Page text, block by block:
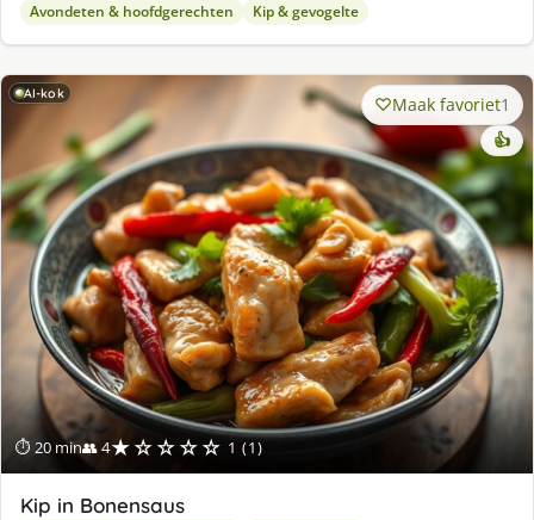
Avondeten & hoofdgerechten Kip & gevogelte
AI-kok
⏱ 20 min👥 4★☆☆☆☆ 1 (1)
Maak favoriet1
👍
Kip in Bonensaus